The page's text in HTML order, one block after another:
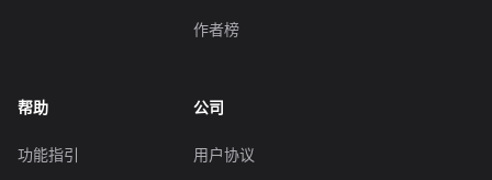
作者榜
帮助
功能指引
公司
用户协议